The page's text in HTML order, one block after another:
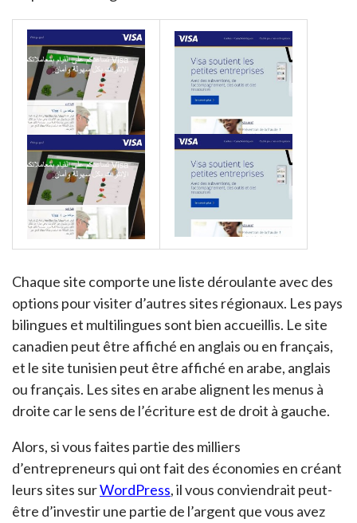
Chaque site comporte une liste déroulante avec des
options pour visiter d’autres sites régionaux. Les pays
bilingues et multilingues sont bien accueillis. Le site
canadien peut être affiché en anglais ou en français,
et le site tunisien peut être affiché en arabe, anglais
ou français. Les sites en arabe alignent les menus à
droite car le sens de l’écriture est de droit à gauche.
Alors, si vous faites partie des milliers
d’entrepreneurs qui ont fait des économies en créant
leurs sites surWordPress, il vous conviendrait peut-
être d’investir une partie de l’argent que vous avez